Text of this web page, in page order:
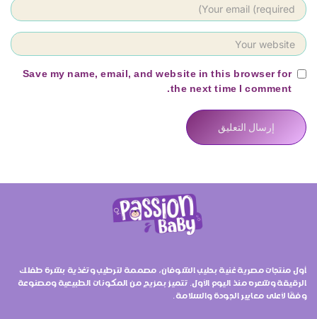
Save my name, email, and website in this browser for
the next time I comment.
أول منتجات مصرية غنية بحليب الشوفان، مصممة لترطيب وتغذية بشرة طفلك
الرقيقة وشعره منذ اليوم الأول. تتميز بمزيج من المكونات الطبيعية ومصنوعة
وفقًا لأعلى معايير الجودة والسلامة.